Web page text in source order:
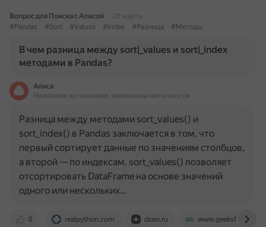
Вопрос для Поиска с Алисой
28 марта
#Pandas
#Sort #Values #Index #Разница #Методы
В чем разница между sort|_values и sort|_index
методами в Pandas?
Алиса
На основе источников, возможны неточности
0 realpython.com dzen.ru
Разница между методами sort_values() и
sort_index() в Pandas заключается в том, что
первый сортирует данные по значениям столбцов,
а второй — по индексам. sort_values() позволяет
отсортировать DataFrame на основе значений
одного или нескольких…